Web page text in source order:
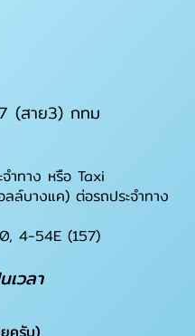
(สาย3) กทม
ำทาง หรือ Taxi
ลล์บางแค) ต่อรถประจำทาง
4-54E (157)
เวลา